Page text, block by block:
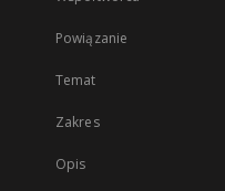
Powiązanie
Temat
Zakres
Opis